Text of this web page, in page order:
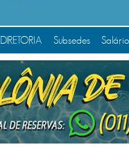
DIRETORIA Subsedes